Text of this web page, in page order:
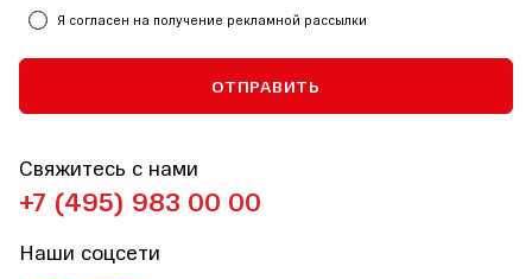
Я согласен на получение рекламной рассылки
ОТПРАВИТЬ
Свяжитесь с нами
+7 (495) 983 00 00
Наши соцсети